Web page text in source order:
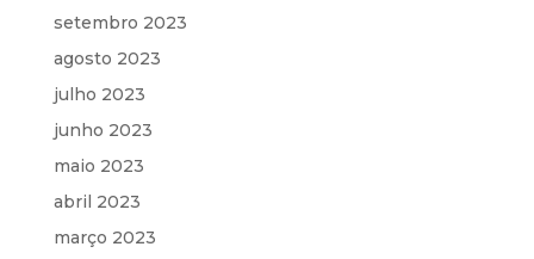
setembro 2023
agosto 2023
julho 2023
junho 2023
maio 2023
abril 2023
março 2023